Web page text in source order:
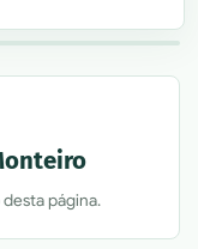
página.